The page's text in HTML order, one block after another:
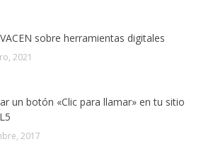
sobre herramientas digitales
2021
un botón «Clic para llamar» en tu sitio
2017